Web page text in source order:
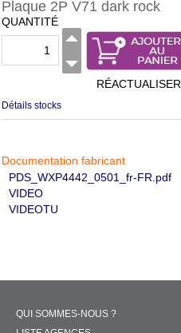
Plaque 2P V71 dark rock
QUANTITÉ
RÉACTUALISER
Détails stocks
Documentation fabricant
PDS_WXP4442_0501_fr-FR.pdf
VIDEO
VIDEOTU
QUI SOMMES-NOUS ?